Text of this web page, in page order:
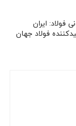
فولاد: ایران
فولاد جهان